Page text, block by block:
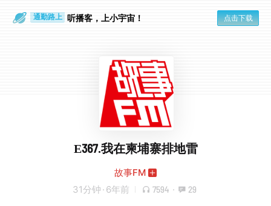
通勤路上 听播客，上小宇宙！ 点击下载
E367.我在柬埔寨排地雷
故事FM
31分钟 · 6年前 7594 · 29